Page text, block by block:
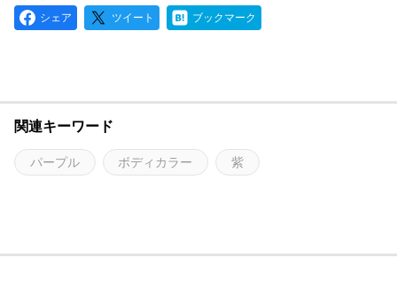
シェア ツイート ブックマーク
関連キーワード
パープル ボディカラー 紫